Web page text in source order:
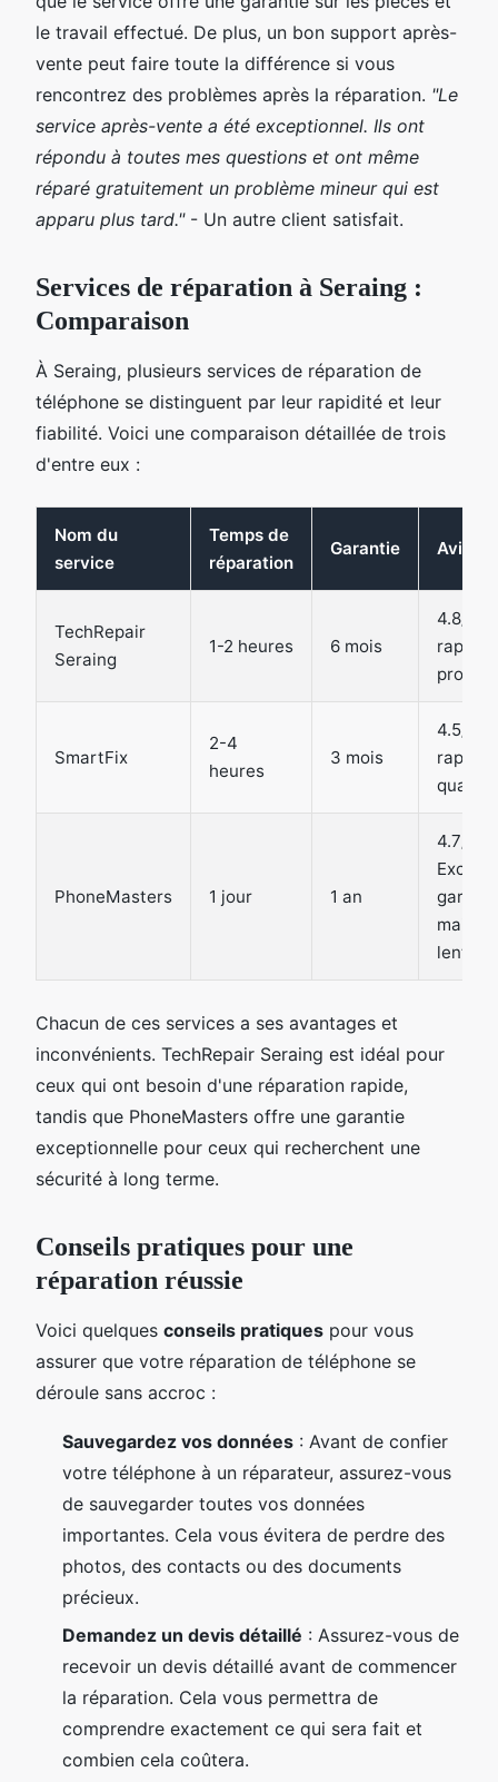
le travail effectué. De plus, un bon support après-
vente peut faire toute la différence si vous
rencontrez des problèmes après la réparation. "Le
service après-vente a été exceptionnel. Ils ont
répondu à toutes mes questions et ont même
réparé gratuitement un problème mineur qui est
apparu plus tard."- Un autre client satisfait.
Services de réparation à Seraing :
Comparaison
À Seraing, plusieurs services de réparation de
téléphone se distinguent par leur rapidité et leur
fiabilité. Voici une comparaison détaillée de trois
d'entre eux :
Nom du
service
Temps de
réparation
Garantie Avis
TechRepair
Seraing
1-2 heures 6 mois
4.8/5 -
rapide
SmartFix
2-4
heures
3 mois
4.5/5 -
rapport
PhoneMasters 1 jour 1 an
4.7/5 -
mais
lent
Chacun de ces services a ses avantages et
inconvénients. TechRepair Seraing est idéal pour
ceux qui ont besoin d'une réparation rapide,
tandis que PhoneMasters offre une garantie
exceptionnelle pour ceux qui recherchent une
sécurité à long terme.
Conseils pratiques pour une
réparation réussie
Voici quelques conseils pratiques pour vous
assurer que votre réparation de téléphone se
déroule sans accroc :
Sauvegardez vos données : Avant de confier
votre téléphone à un réparateur, assurez-vous
de sauvegarder toutes vos données
importantes. Cela vous évitera de perdre des
photos, des contacts ou des documents
précieux.
Demandez un devis détaillé : Assurez-vous de
recevoir un devis détaillé avant de commencer
la réparation. Cela vous permettra de
comprendre exactement ce qui sera fait et
combien cela coûtera.